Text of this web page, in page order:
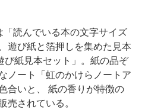
読んでいる本の文字サイズ
遊び紙と箔押しを集めた見本
び紙見本セット」。紙の品ぞ
ノート「虹のかけらノートア
合いと、 紙の香りが特徴の
売されている。